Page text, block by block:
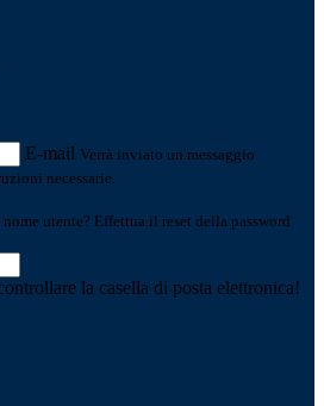
E-mail Verrà inviato un messaggio
necessarie.
utente? Effettua il reset della password
la casella di posta elettronica!